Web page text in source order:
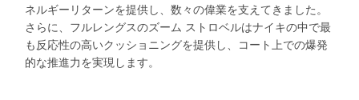
ネルギーリターンを提供し、数々の偉業を支えてきました。
さらに、フルレングスのズーム ストロベルはナイキの中で最
も反応性の高いクッショニングを提供し、コート上での爆発
的な推進力を実現します。